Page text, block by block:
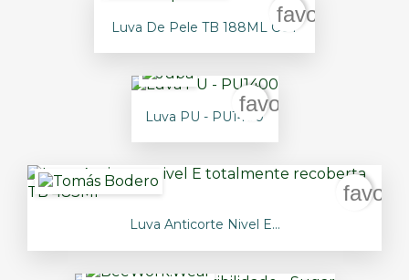
Luva De Pele TB 188ML CUT
Luva PU - PU1400
favorite_border
Luva Anticorte Nivel E...